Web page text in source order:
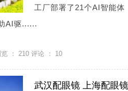
工厂部署了21个AI智能
AI驱......
： 210 评论 ： 10
武汉配眼镜 上海配眼镜